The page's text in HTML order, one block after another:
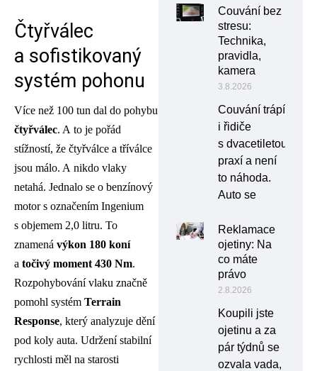
Čtyřválec
a sofistikovaný
systém pohonu
Více než 100 tun dal do pohybu
čtyřválec. A to je pořád
stížností, že čtyřválce a tříválce
jsou málo. A nikdo vlaky
netahá. Jednalo se o benzínový
motor s označením Ingenium
s objemem 2,0 litru. To
znamená výkon 180 koní
a točivý moment 430 Nm.
Rozpohybování vlaku značně
pomohl systém Terrain
Response, který analyzuje dění
pod koly auta. Udržení stabilní
rychlosti měl na starosti
Couvání bez
stresu:
Technika,
pravidla,
kamera
3.8.2026
Couvání trápí
i řidiče
s dvacetiletou
praxí a není
to náhoda.
Auto se
Reklamace
ojetiny: Na
co máte
právo
2.8.2026
Koupili jste
ojetinu a za
pár týdnů se
ozvala vada,